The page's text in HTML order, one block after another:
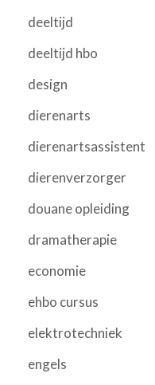
deeltijd
deeltijd hbo
design
dierenarts
dierenartsassistent
dierenverzorger
douane opleiding
dramatherapie
economie
ehbo cursus
elektrotechniek
engels